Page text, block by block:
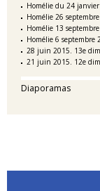
Homélie du 24
Homélie 26 septembre
Homélie 13
Homélie 6 septembre
28 juin 2015. 13e
21 juin 2015. 12e
Diaporamas